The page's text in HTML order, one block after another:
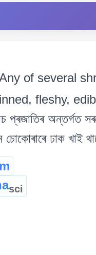
of several
fleshy,
অন্তৰ্গত সৰু
ঢাক খাই
sci